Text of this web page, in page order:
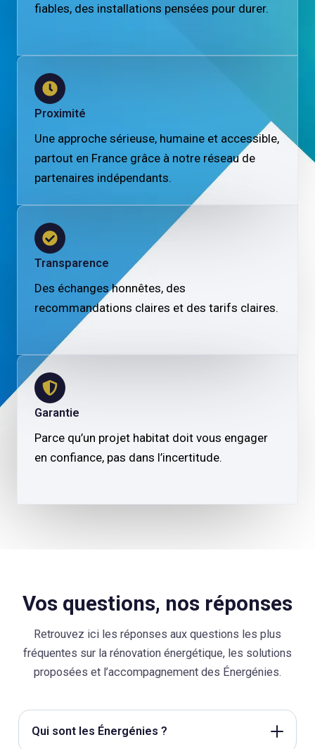
fiables, des installations pensées pour durer.
Proximité
Une approche sérieuse, humaine et accessible,
partout en France grâce à notre réseau de
partenaires indépendants.
Transparence
Des échanges honnêtes, des
recommandations claires et des tarifs claires.
Garantie
Parce qu’un projet habitat doit vous engager
en confiance, pas dans l’incertitude.
Vos questions, nos réponses
Retrouvez ici les réponses aux questions les plus
fréquentes sur la rénovation énergétique, les solutions
proposées et l’accompagnement des Énergénies.
Qui sont les Énergénies ?